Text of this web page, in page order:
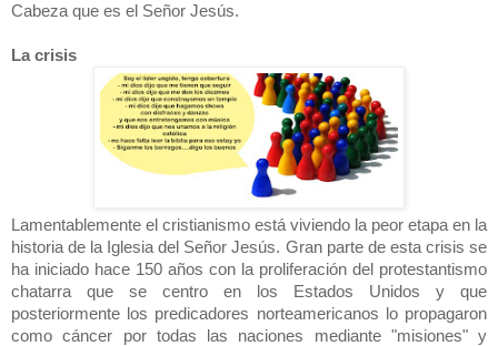
Cabeza que es el Señor Jesús.
La crisis
Lamentablemente el cristianismo está viviendo la peor etapa en la
historia de la Iglesia del Señor Jesús. Gran parte de esta crisis se
ha iniciado hace 150 años con la proliferación del protestantismo
chatarra que se centro en los Estados Unidos y que
posteriormente los predicadores norteamericanos lo propagaron
como cáncer por todas las naciones mediante "misiones" y